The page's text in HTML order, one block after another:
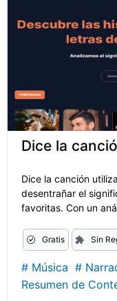
Dice la
Dice la canción
desentrañar el
favoritas. Con un
Gratis Sin
# Música #
Resumen de